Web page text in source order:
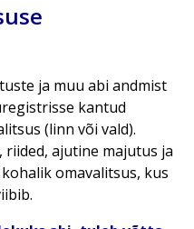
ja muu abi andmist
kantud
(linn või vald).
ajutine majutus ja
omavalitsus, kus